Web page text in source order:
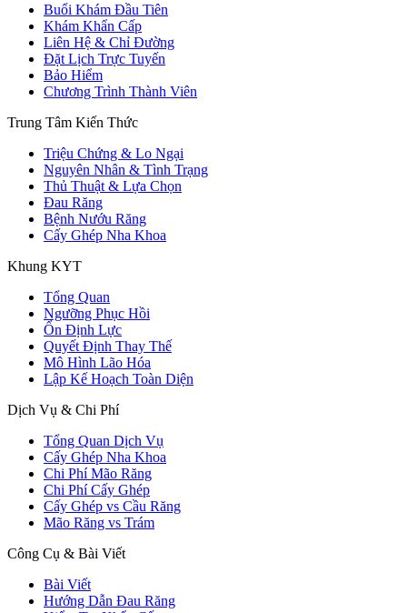
Buổi Khám Đầu Tiên
Khám Khẩn Cấp
Liên Hệ & Chỉ Đường
Đặt Lịch Trực Tuyến
Bảo Hiểm
Chương Trình Thành Viên
Trung Tâm Kiến Thức
Triệu Chứng & Lo Ngại
Nguyên Nhân & Tình Trạng
Thủ Thuật & Lựa Chọn
Đau Răng
Bệnh Nướu Răng
Cấy Ghép Nha Khoa
Khung KYT
Tổng Quan
Ngưỡng Phục Hồi
Ổn Định Lực
Quyết Định Thay Thế
Mô Hình Lão Hóa
Lập Kế Hoạch Toàn Diện
Dịch Vụ & Chi Phí
Tổng Quan Dịch Vụ
Cấy Ghép Nha Khoa
Chi Phí Mão Răng
Chi Phí Cấy Ghép
Cấy Ghép vs Cầu Răng
Mão Răng vs Trám
Công Cụ & Bài Viết
Bài Viết
Hướng Dẫn Đau Răng